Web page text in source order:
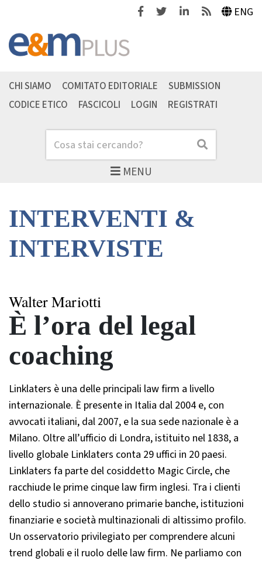
FacebookTwitterLinkedinFeeds ENG
MENU
Cerca Cerca
CHI SIAMO COMITATO EDITORIALE
SUBMISSION
CODICE ETICO
FASCICOLI LOGIN REGISTRATI
INTERVENTI &
INTERVISTE
Walter Mariotti
È l’ora del legal
coaching
Linklaters è una delle principali law firm a livello
internazionale. È presente in Italia dal 2004 e, con
avvocati italiani, dal 2007, e la sua sede nazionale è a
Milano. Oltre all’ufficio di Londra, istituito nel 1838, a
livello globale Linklaters conta 29 uffici in 20 paesi.
Linklaters fa parte del cosiddetto Magic Circle, che
racchiude le prime cinque law firm inglesi. Tra i clienti
dello studio si annoverano primarie banche, istituzioni
finanziarie e società multinazionali di altissimo profilo.
Un osservatorio privilegiato per comprendere alcuni
trend globali e il ruolo delle law firm. Ne parliamo con